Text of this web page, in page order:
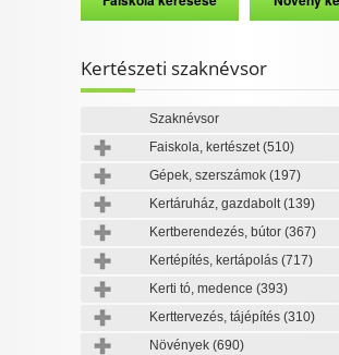
Kertészeti szaknévsor
Szaknévsor
Faiskola, kertészet(510)
Gépek, szerszámok (197)
Kertáruház, gazdabolt(139)
Kertberendezés, bútor (367)
Kertépítés, kertápolás (717)
Kerti tó, medence (393)
Kerttervezés, tájépítés (310)
Növények (690)